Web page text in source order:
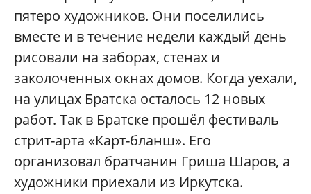
пятеро художников. Они поселились
вместе и в течение недели каждый день
рисовали на заборах, стенах и
заколоченных окнах домов. Когда уехали,
на улицах Братска осталось 12 новых
работ. Так в Братске прошёл фестиваль
стрит-арта «Карт-бланш». Его
организовал братчанин Гриша Шаров, а
художники приехали из Иркутска.